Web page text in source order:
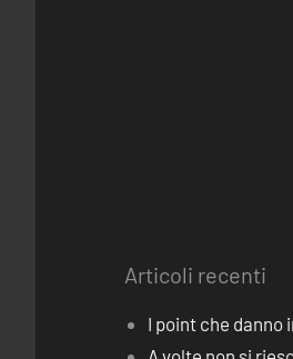
Articoli recenti
I point che danno